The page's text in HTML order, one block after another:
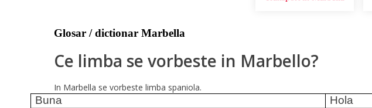
Glosar / dictionar Marbella
Ce limba se vorbeste in Marbello?
In Marbella se vorbeste limba spaniola.
Buna
Hola